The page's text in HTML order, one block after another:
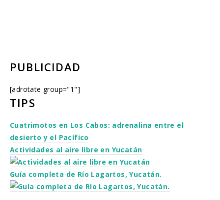
PUBLICIDAD
[adrotate group="1"]
TIPS
Cuatrimotos en Los Cabos: adrenalina entre el
desierto y el Pacífico
Actividades al aire libre en Yucatán
Guía completa de Río Lagartos, Yucatán.